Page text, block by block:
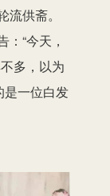
供斋。
“今天，
多，以为
是一位白发